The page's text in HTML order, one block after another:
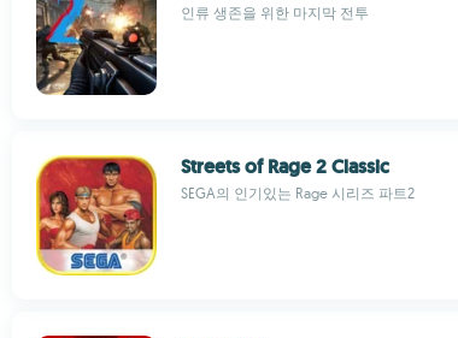
인류 생존을 위한 마지막 전투
Streets of Rage 2 Classic
SEGA의 인기있는 Rage 시리즈 파트2